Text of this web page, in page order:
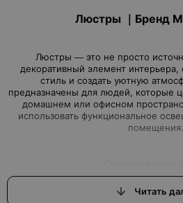
Люстры ｜Бренд
Люстры — это не просто
декоративный элемент
стиль и создать уютную
предназначены для людей, которые
домашнем или офисном
использовать функциональное
Люстры классифицируются по
Читать